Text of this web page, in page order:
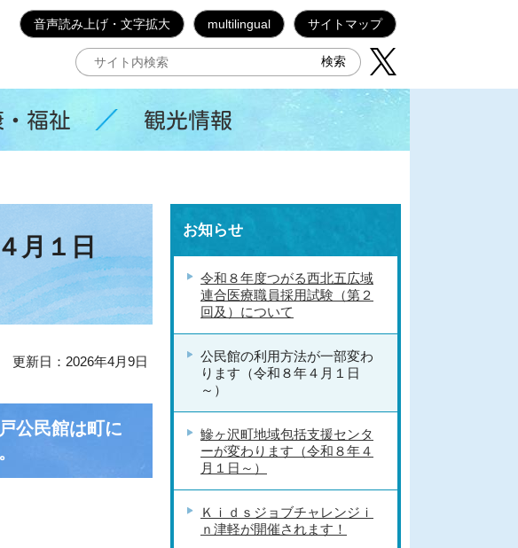
音声読み上げ・文字拡大 multilingual サイトマップ
福祉 観光情報
月１日
更新日：2026年4月9日
公民館は町に
お知らせ
令和８年度つがる西北五広域
連合医療職員採用試験（第２
回及）について
公民館の利用方法が一部変わ
ります（令和８年４月１日
～）
鰺ヶ沢町地域包括支援センタ
ーが変わります（令和８年４
月１日～）
Ｋｉｄｓジョブチャレンジｉ
ｎ津軽が開催されます！